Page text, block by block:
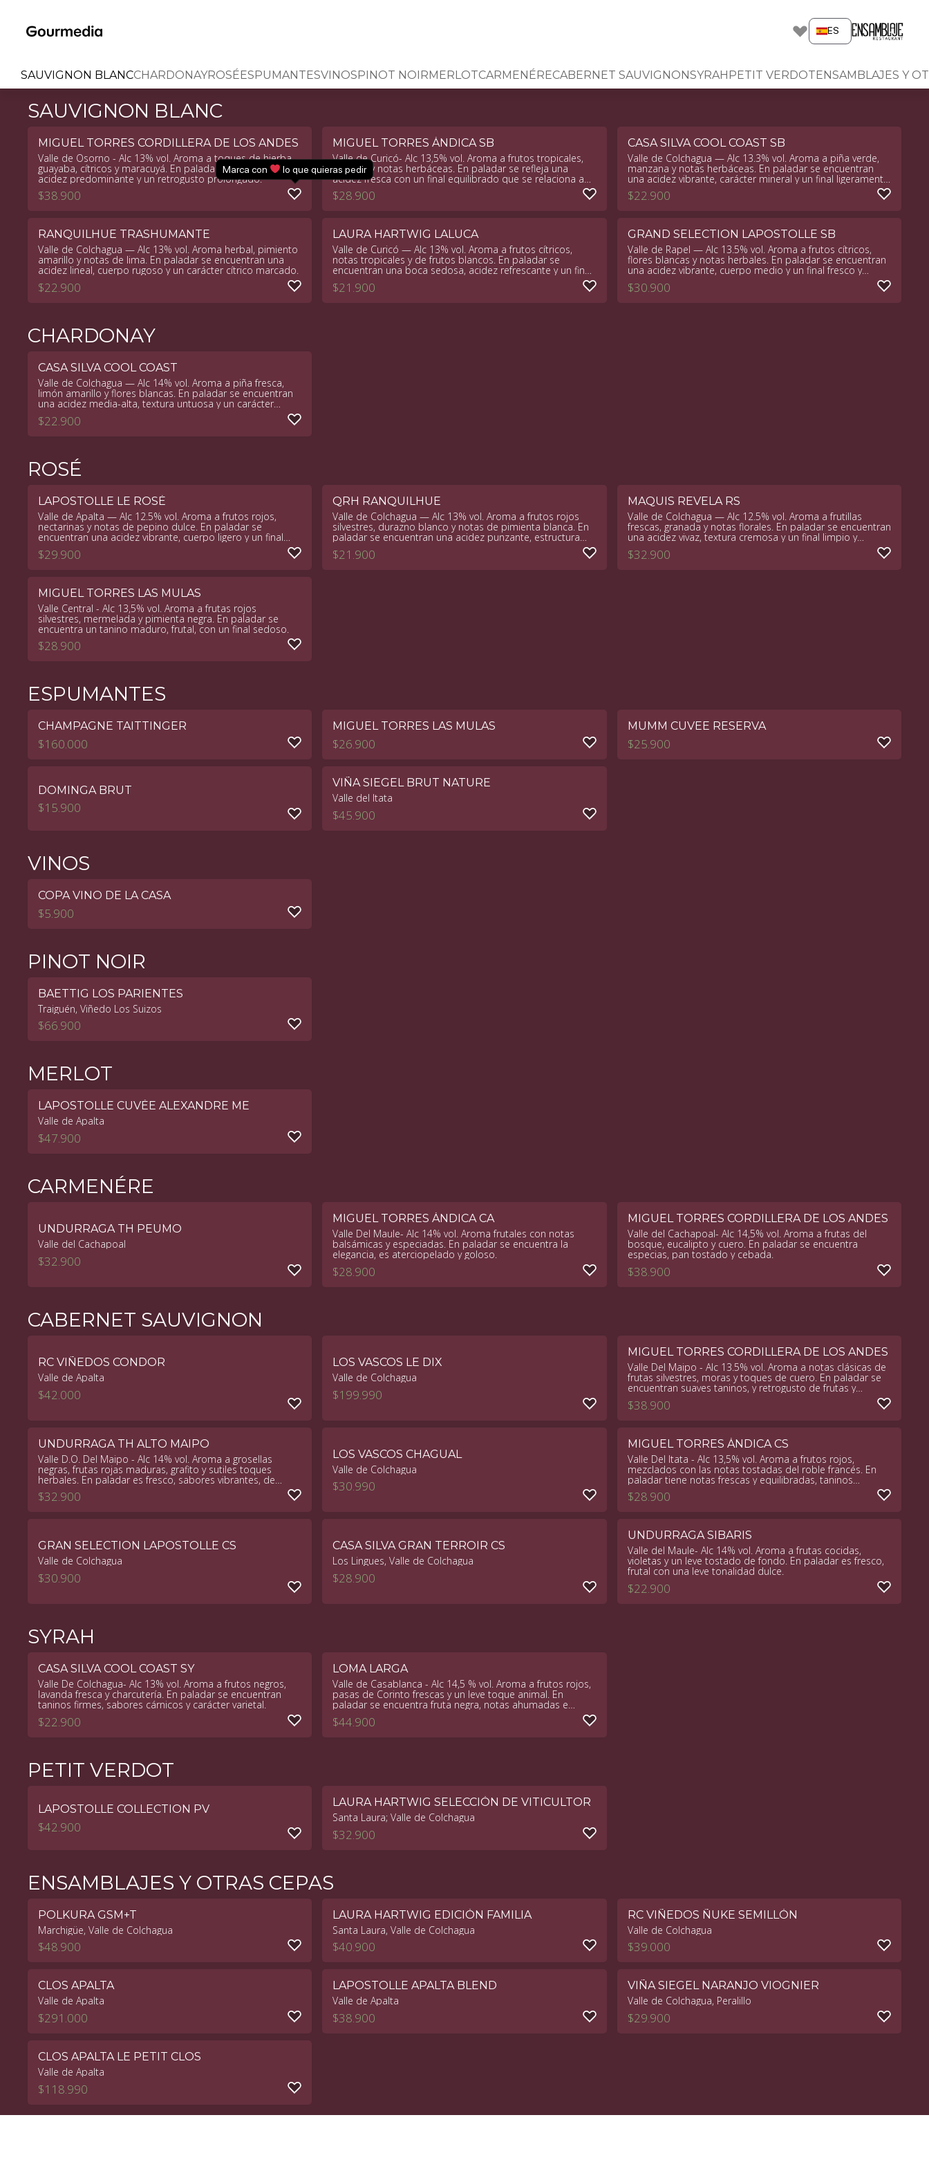
content
ES
SAUVIGNON BLANCCHARDONAYROSÉ ESPUMANTESVINOS PINOT NOIR MERLOTCARMENÉRECABERNET SAUVIGNONSYRAH PETIT VERDOT ENSAMBLAJES Y
SAUVIGNON BLANC
MIGUEL TORRES CORDILLERA DE LOS ANDES
Valle de Osorno - Alc 13% vol. Aroma a toques de hierba,
guayaba, cítricos y maracuyá. En paladar se percibe fresco,
acidez predominante y un retrogusto prolongado.
$38.900
MIGUEL TORRES ÁNDICA SB
Valle de Curicó- Alc 13,5% vol. Aroma a frutos tropicales,
pomelo y notas herbáceas. En paladar se refleja una
acidez fresca con un final equilibrado que se relaciona a
los aromas mencionados.
$28.900
CASA SILVA COOL COAST SB
Valle de Colchagua — Alc 13.3% vol. Aroma a piña verde,
manzana y notas herbáceas. En paladar se encuentran
una acidez vibrante, carácter mineral y un final ligeramente
salino
$22.900
RANQUILHUE TRASHUMANTE
Valle de Colchagua — Alc 13% vol. Aroma herbal, pimiento
amarillo y notas de lima. En paladar se encuentran una
acidez lineal, cuerpo rugoso y un carácter cítrico marcado.
$22.900
LAURA HARTWIG LALUCA
Valle de Curicó — Alc 13% vol. Aroma a frutos cítricos,
notas tropicales y de frutos blancos. En paladar se
encuentran una boca sedosa, acidez refrescante y un final
jugoso y fácil de disfrutar.
$21.900
GRAND SELECTION LAPOSTOLLE SB
Valle de Rapel — Alc 13.5% vol. Aroma a frutos cítricos,
flores blancas y notas herbales. En paladar se encuentran
una acidez vibrante, cuerpo medio y un final fresco y
persistente
$30.900
CHARDONAY
CASA SILVA COOL COAST
Valle de Colchagua — Alc 14% vol. Aroma a piña fresca,
limón amarillo y flores blancas. En paladar se encuentran
una acidez media-alta, textura untuosa y un carácter
mineral persistente.
$22.900
ROSÉ
LAPOSTOLLE LE ROSÉ
Valle de Apalta — Alc 12.5% vol. Aroma a frutos rojos,
nectarinas y notas de pepino dulce. En paladar se
encuentran una acidez vibrante, cuerpo ligero y un final
$29.900
QRH RANQUILHUE
Valle de Colchagua — Alc 13% vol. Aroma a frutos rojos
silvestres, durazno blanco y notas de pimienta blanca. En
paladar se encuentran una acidez punzante, estructura
$21.900
MAQUIS REVELA RS
Valle de Colchagua — Alc 12.5% vol. Aroma a frutillas
frescas, granada y notas florales. En paladar se encuentran
una acidez vivaz, textura cremosa y un final limpio y
$32.900
MIGUEL TORRES LAS MULAS
Valle Central - Alc 13,5% vol. Aroma a frutas rojos
silvestres, mermelada y pimienta negra. En paladar se
encuentra un tanino maduro, frutal, con un final sedoso.
$28.900
ESPUMANTES
CHAMPAGNE TAITTINGER
$160.000
MIGUEL TORRES LAS MULAS
$26.900
MUMM CUVEE RESERVA
$25.900
DOMINGA BRUT
$15.900
VIÑA SIEGEL BRUT NATURE
Valle del Itata
$45.900
VINOS
COPA VINO DE LA CASA
$5.900
PINOT NOIR
BAETTIG LOS PARIENTES
Traiguén, Viñedo Los Suizos
$66.900
MERLOT
LAPOSTOLLE CUVÉE ALEXANDRE ME
Valle de Apalta
$47.900
CARMENÉRE
UNDURRAGA TH PEUMO
Valle del Cachapoal
$32.900
MIGUEL TORRES ÁNDICA CA
Valle Del Maule- Alc 14% vol. Aroma frutales con notas
balsámicas y especiadas. En paladar se encuentra la
elegancia, es aterciopelado y goloso.
$28.900
MIGUEL TORRES CORDILLERA DE LOS ANDES
Valle del Cachapoal- Alc 14,5% vol. Aroma a frutas del
bosque, eucalipto y cuero. En paladar se encuentra
especias, pan tostado y cebada.
$38.900
CABERNET SAUVIGNON
RC VIÑEDOS CONDOR
Valle de Apalta
$42.000
LOS VASCOS LE DIX
Valle de Colchagua
$199.990
MIGUEL TORRES CORDILLERA DE LOS ANDES
Valle Del Maipo - Alc 13.5% vol. Aroma a notas clásicas de
frutas silvestres, moras y toques de cuero. En paladar se
encuentran suaves taninos, y retrogusto de frutas y
$38.900
UNDURRAGA TH ALTO MAIPO
Valle D.O. Del Maipo - Alc 14% vol. Aroma a grosellas
negras, frutas rojas maduras, grafito y sutiles toques
herbales. En paladar es fresco, sabores vibrantes, de
buena estructura tánica y con un leve dejo a madera.
$32.900
LOS VASCOS CHAGUAL
Valle de Colchagua
$30.990
MIGUEL TORRES ÁNDICA CS
Valle Del Itata - Alc 13,5% vol. Aroma a frutos rojos,
mezclados con las notas tostadas del roble francés. En
paladar tiene notas frescas y equilibradas, taninos
redondos y elegantes.
$28.900
GRAN SELECTION LAPOSTOLLE CS
Valle de Colchagua
$30.900
CASA SILVA GRAN TERROIR CS
Los Lingues, Valle de Colchagua
$28.900
UNDURRAGA SIBARIS
Valle del Maule- Alc 14% vol. Aroma a frutas cocidas,
violetas y un leve tostado de fondo. En paladar es fresco,
frutal con una leve tonalidad dulce.
$22.900
SYRAH
CASA SILVA COOL COAST SY
Valle De Colchagua- Alc 13% vol. Aroma a frutos negros,
lavanda fresca y charcutería. En paladar se encuentran
taninos firmes, sabores cárnicos y carácter varietal.
$22.900
LOMA LARGA
Valle de Casablanca - Alc 14,5 % vol. Aroma a frutos rojos,
pasas de Corinto frescas y un leve toque animal. En
paladar se encuentra fruta negra, notas ahumadas e
incluso terrosas.
$44.900
PETIT VERDOT
LAPOSTOLLE COLLECTION PV
$42.900
LAURA HARTWIG SELECCIÓN DE VITICULTOR
Santa Laura; Valle de Colchagua
$32.900
ENSAMBLAJES Y OTRAS CEPAS
POLKURA GSM+T
Marchigüe, Valle de Colchagua
$48.900
LAURA HARTWIG EDICIÓN FAMILIA
Santa Laura, Valle de Colchagua
$40.900
RC VIÑEDOS ÑUKE SEMILLÓN
Valle de Colchagua
$39.000
CLOS APALTA
Valle de Apalta
$291.000
LAPOSTOLLE APALTA BLEND
Valle de Apalta
$38.900
VIÑA SIEGEL NARANJO VIOGNIER
Valle de Colchagua, Peralillo
$29.900
CLOS APALTA LE PETIT CLOS
Valle de Apalta
$118.990
Marca con lo que quieras pedir